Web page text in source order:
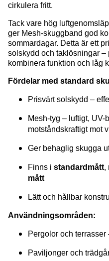
cirkulera fritt.
Tack vare hög
ger Mesh-skuggband god
sommardagar. Detta är ett
solskydd och taklösningar –
kombinera funktion och låg
Fördelar med standard
Prisvärt solskydd –
Mesh-tyg – luftigt, UV-
motståndskraftigt mot
Ger behaglig skugga
Finns i standardmått,
mått
Lätt och hållbar
Användningsområden:
Pergolor och
Paviljonger och